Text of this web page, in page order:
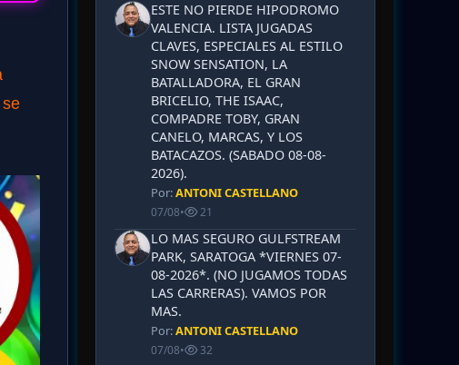
ESTE NO PIERDE HIPODROMO
VALENCIA. LISTA JUGADAS
CLAVES, ESPECIALES AL ESTILO
SNOW SENSATION, LA
BATALLADORA, EL GRAN
BRICELIO, THE ISAAC,
COMPADRE TOBY, GRAN
CANELO, MARCAS, Y LOS
BATACAZOS. (SABADO 08-08-
2026).
Por:ANTONI CASTELLANO
07/08• 21
LO MAS SEGURO GULFSTREAM
PARK, SARATOGA *VIERNES 07-
08-2026*. (NO JUGAMOS TODAS
LAS CARRERAS). VAMOS POR
MAS.
Por:ANTONI CASTELLANO
07/08• 32